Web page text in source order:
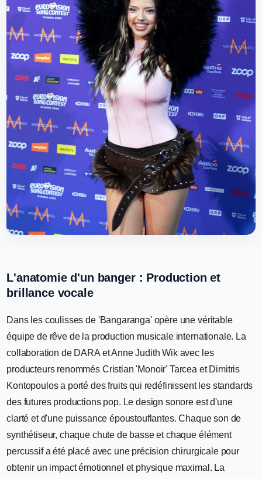
L'anatomie d'un banger : Production et
brillance vocale
Dans les coulisses de 'Bangaranga' opère une véritable
équipe de rêve de la production musicale internationale. La
collaboration de DARA et Anne Judith Wik avec les
producteurs renommés Cristian 'Monoir' Tarcea et Dimitris
Kontopoulos a porté des fruits qui redéfinissent les standards
des futures productions pop. Le design sonore est d'une
clarté et d'une puissance époustouflantes. Chaque son de
synthétiseur, chaque chute de basse et chaque élément
percussif a été placé avec une précision chirurgicale pour
obtenir un impact émotionnel et physique maximal. La